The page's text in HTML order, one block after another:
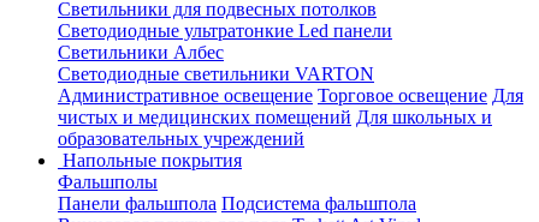
Светильники для подвесных потолков
Светодиодные ультратонкие Led панели
Светильники Албес
Светодиодные светильники VARTON
Административное освещение Торговое освещение Для
чистых и медицинских помещений Для школьных и
образовательных учреждений
Напольные покрытия
Фальшполы
Панели фальшпола Подсистема фальшпола